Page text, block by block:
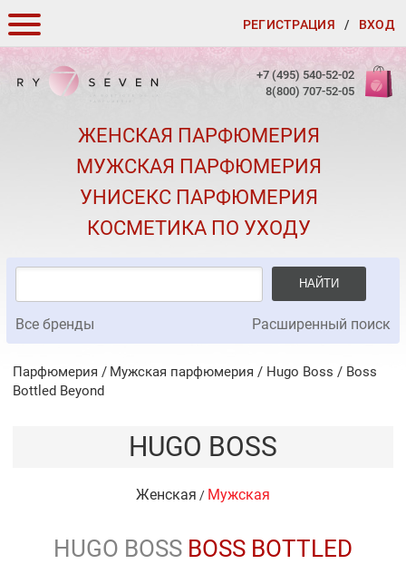
РЕГИСТРАЦИЯ / ВХОД
КАК ЗАКАЗАТЬ
СКИДКИ
КОНТАКТЫ
О КАЧЕСТВЕ
ПОДАРКИ К ЗАКАЗАМ
+7 (495) 540-52-02
8(800) 707-52-05
ЖЕНСКАЯ ПАРФЮМЕРИЯ
МУЖСКАЯ ПАРФЮМЕРИЯ
УНИСЕКС ПАРФЮМЕРИЯ
КОСМЕТИКА ПО УХОДУ
НАЙТИ
Все бренды Расширенный поиск
Парфюмерия Мужская парфюмерия / Hugo Boss / Boss
Bottled Beyond
HUGO BOSS
Женская / Мужская
HUGO BOSS BOSS BOTTLED